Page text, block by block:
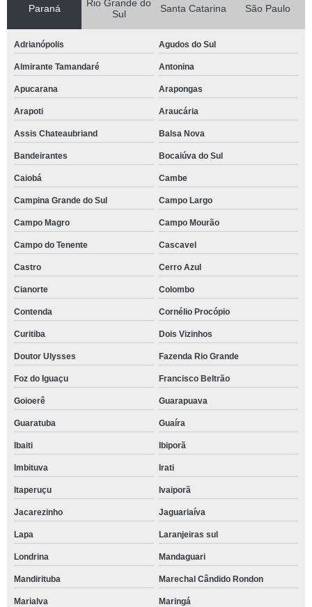
Paraná
Rio Grande do
Sul
Santa Catarina São Paulo
Adrianópolis Agudos do Sul
Almirante Tamandaré Antonina
Apucarana Arapongas
Arapoti Araucária
Assis Chateaubriand Balsa Nova
Bandeirantes Bocaiúva do Sul
Caiobá Cambe
Campina Grande do Sul Campo Largo
Campo Magro Campo Mourão
Campo do Tenente Cascavel
Castro Cerro Azul
Cianorte Colombo
Contenda Cornélio Procópio
Curitiba Dois Vizinhos
Doutor Ulysses Fazenda Rio Grande
Foz do Iguaçu Francisco Beltrão
Goioerê Guarapuava
Guaratuba Guaíra
Ibaiti Ibiporã
Imbituva Irati
Itaperuçu Ivaiporã
Jacarezinho Jaguariaíva
Lapa Laranjeiras sul
Londrina Mandaguari
Mandirituba Marechal Cândido Rondon
Marialva Maringá